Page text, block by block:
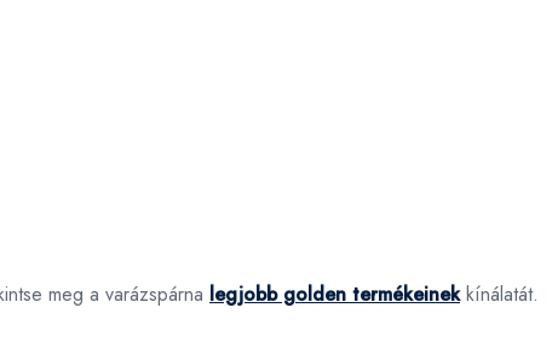
meg a varázspárna legjobb golden termékeinekkínálatát.